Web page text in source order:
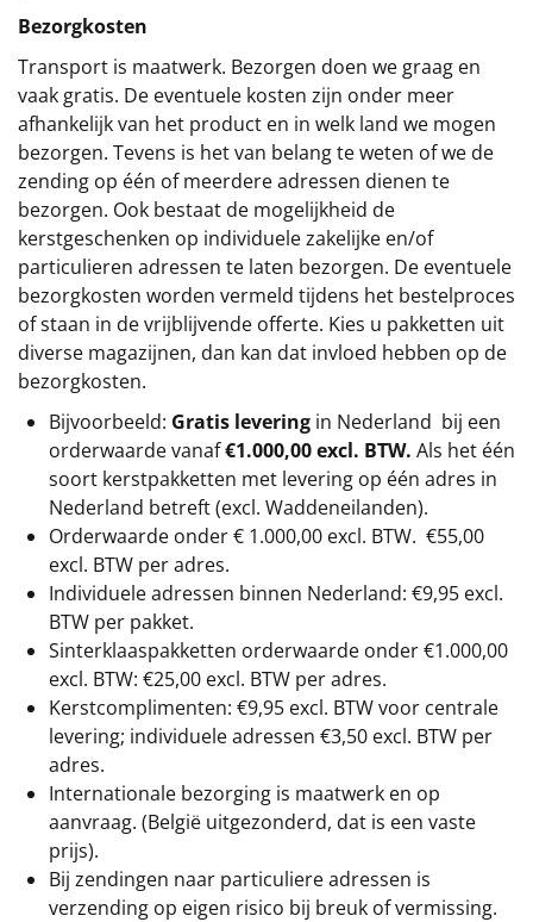
Bezorgkosten
Transport is maatwerk. Bezorgen doen we graag en
vaak gratis. De eventuele kosten zijn onder meer
afhankelijk van het product en in welk land we mogen
bezorgen. Tevens is het van belang te weten of we de
zending op één of meerdere adressen dienen te
bezorgen. Ook bestaat de mogelijkheid de
kerstgeschenken op individuele zakelijke en/of
particulieren adressen te laten bezorgen. De eventuele
bezorgkosten worden vermeld tijdens het bestelproces
of staan in de vrijblijvende offerte. Kies u pakketten uit
diverse magazijnen, dan kan dat invloed hebben op de
bezorgkosten.
Bijvoorbeeld: Gratis levering in Nederland bij een
orderwaarde vanaf€1.000,00 excl. BTW. Als het één
soort kerstpakketten met levering op één adres in
Nederland betreft (excl. Waddeneilanden).
Orderwaarde onder € 1.000,00 excl. BTW. €55,00
excl. BTW per adres.
Individuele adressen binnen Nederland: €9,95 excl.
BTW per pakket.
Sinterklaaspakketten orderwaarde onder €1.000,00
excl. BTW: €25,00 excl. BTW per adres.
Kerstcomplimenten: €9,95 excl. BTW voor centrale
levering; individuele adressen €3,50 excl. BTW per
adres.
Internationale bezorging is maatwerk en op
aanvraag. (België uitgezonderd, dat is een vaste
prijs).
Bij zendingen naar particuliere adressen is
verzending op eigen risico bij breuk of vermissing.